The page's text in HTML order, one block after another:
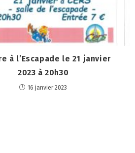
à l’Escapade le 21 janvier
2023 à 20h30
16 janvier 2023